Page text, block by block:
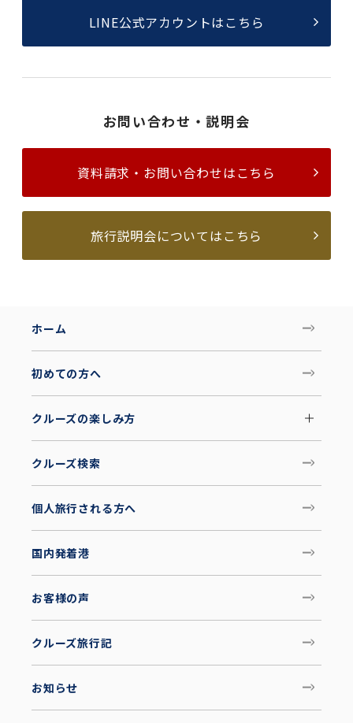
LINE公式アカウントはこちら
お問い合わせ・説明会
資料請求・お問い合わせはこちら
旅行説明会についてはこちら
ホーム
初めての方へ
クルーズの楽しみ方
クルーズ検索
個人旅行される方へ
国内発着港
お客様の声
クルーズ旅行記
お知らせ